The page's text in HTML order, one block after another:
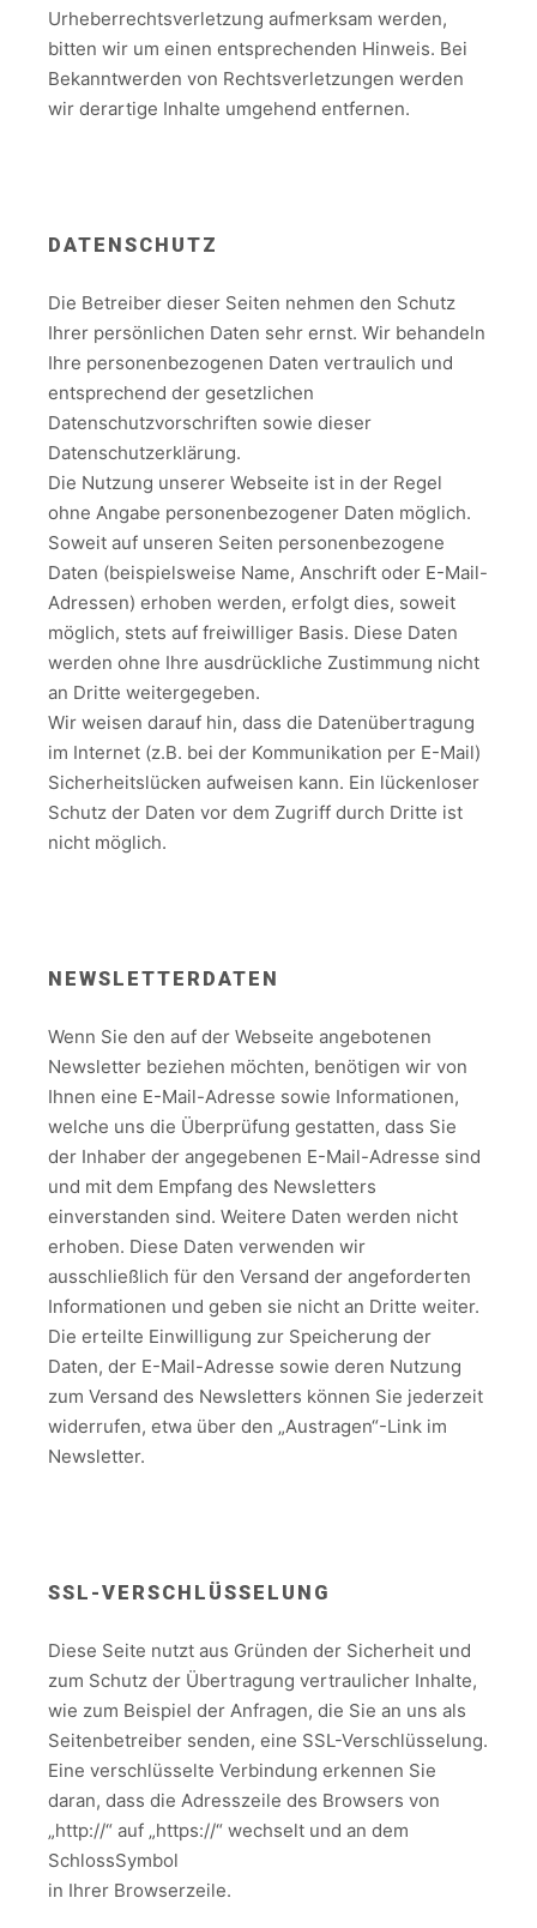
Urheberrechtsverletzung aufmerksam werden,
bitten wir um einen entsprechenden Hinweis. Bei
Bekanntwerden von Rechtsverletzungen werden
wir derartige Inhalte umgehend entfernen.
DATENSCHUTZ
Die Betreiber dieser Seiten nehmen den Schutz
Ihrer persönlichen Daten sehr ernst. Wir behandeln
Ihre personenbezogenen Daten vertraulich und
entsprechend der gesetzlichen
Datenschutzvorschriften sowie dieser
Datenschutzerklärung.
Die Nutzung unserer Webseite ist in der Regel
ohne Angabe personenbezogener Daten möglich.
Soweit auf unseren Seiten personenbezogene
Daten (beispielsweise Name, Anschrift oder E-Mail-
Adressen) erhoben werden, erfolgt dies, soweit
möglich, stets auf freiwilliger Basis. Diese Daten
werden ohne Ihre ausdrückliche Zustimmung nicht
an Dritte weitergegeben.
Wir weisen darauf hin, dass die Datenübertragung
im Internet (z.B. bei der Kommunikation per E-Mail)
Sicherheitslücken aufweisen kann. Ein lückenloser
Schutz der Daten vor dem Zugriff durch Dritte ist
nicht möglich.
NEWSLETTERDATEN
Wenn Sie den auf der Webseite angebotenen
Newsletter beziehen möchten, benötigen wir von
Ihnen eine E-Mail-Adresse sowie Informationen,
welche uns die Überprüfung gestatten, dass Sie
der Inhaber der angegebenen E-Mail-Adresse sind
und mit dem Empfang des Newsletters
einverstanden sind. Weitere Daten werden nicht
erhoben. Diese Daten verwenden wir
ausschließlich für den Versand der angeforderten
Informationen und geben sie nicht an Dritte weiter.
Die erteilte Einwilligung zur Speicherung der
Daten, der E-Mail-Adresse sowie deren Nutzung
zum Versand des Newsletters können Sie jederzeit
widerrufen, etwa über den „Austragen“-Link im
Newsletter.
SSL-VERSCHLÜSSELUNG
Diese Seite nutzt aus Gründen der Sicherheit und
zum Schutz der Übertragung vertraulicher Inhalte,
wie zum Beispiel der Anfragen, die Sie an uns als
Seitenbetreiber senden, eine SSL-Verschlüsselung.
Eine verschlüsselte Verbindung erkennen Sie
daran, dass die Adresszeile des Browsers von
„http://“ auf „https://“ wechselt und an dem
SchlossSymbol
in Ihrer Browserzeile.